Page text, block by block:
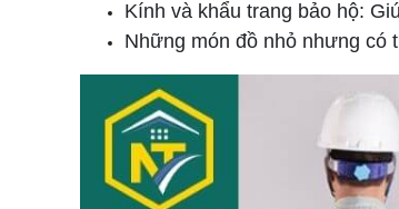
Kính và khẩu trang bảo hộ:
Những món đồ nhỏ nhưng có